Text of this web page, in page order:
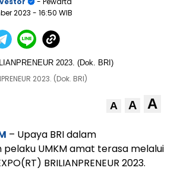
2023 - 16:50 WIB
2023. (Dok. BRI)
A A A
– Upaya BRI dalam
UMKM amat terasa melalui
BRILIANPRENEUR 2023.